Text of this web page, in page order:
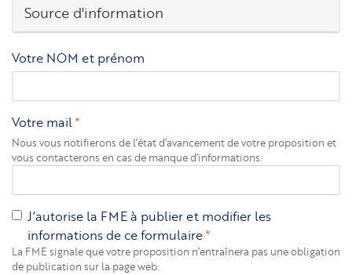
Source d'information
Votre NOM et prénom
Votre mail
Nous vous notifierons de l’état d’avancement de votre proposition et
vous contacterons en cas de manque d’informations.
J’autorise la FME à publier et modifier les
informations de ce formulaire
La FME signale que votre proposition n’entraînera pas une obligation
de publication sur la page web.